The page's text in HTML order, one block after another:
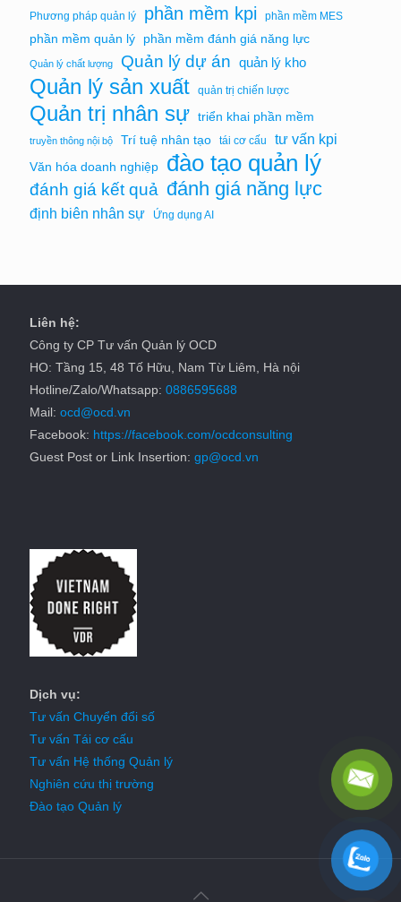
Phương pháp quản lý
phần mềm kpi phần mềm MES
phần mềm quản lý phần mềm đánh giá năng lực
Quản lý chất lượng Quản lý dự án quản lý kho
Quản lý sản xuất quản trị chiến lược
Quản trị nhân sự triển khai phần mềm
truyền thông nội bộ Trí tuệ nhân tạo tái cơ cấu tư vấn kpi
Văn hóa doanh nghiệp đào tạo quản lý
đánh giá kết quả đánh giá năng lực
định biên nhân sự Ứng dụng AI
Liên hệ:
Công ty CP Tư vấn Quản lý OCD
HO: Tầng 15, 48 Tố Hữu, Nam Từ Liêm, Hà nội
Hotline/Zalo/Whatsapp: 0886595688
Mail: ocd@ocd.vn
Facebook: https://facebook.com/ocdconsulting
Guest Post or Link Insertion: gp@ocd.vn
Dịch vụ:
Tư vấn Chuyển đổi số
Tư vấn Tái cơ cấu
Tư vấn Hệ thống Quản lý
Nghiên cứu thị trường
Đào tạo Quản lý